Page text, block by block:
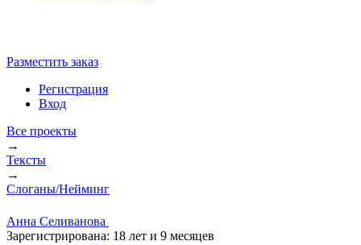
Разместить заказ
Регистрация
Вход
Все проекты
→
Тексты
→
Слоганы/Нейминг
Анна Селиванова
Зарегистрирована: 18 лет и 9 месяцев